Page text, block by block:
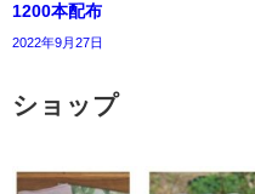
1200本配布
2022年9月27日
ショップ